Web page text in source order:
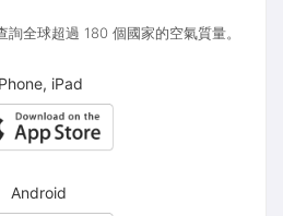
詢全球超過 180 個國家的空氣質量。
iPad
Android